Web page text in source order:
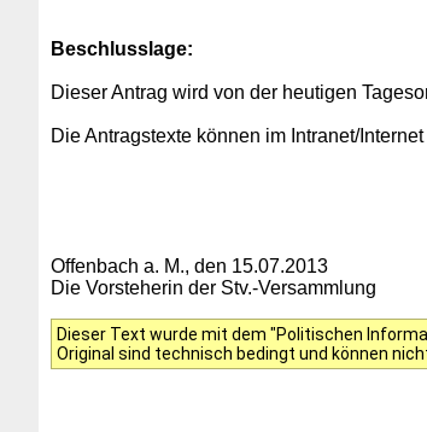
Beschlusslage:
Dieser Antrag wird von der heutigen
Die Antragstexte können im Intranet/
Offenbach a. M., den 15.07.2013
Die Vorsteherin der Stv.-Versammlung
Dieser Text wurde mit dem "Politischen
Original sind technisch bedingt und können